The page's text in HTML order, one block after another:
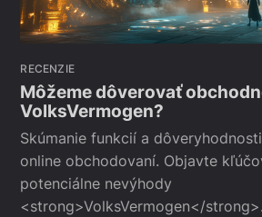
RECENZIE
Môžeme dôverovať
VolksVermogen?
Skúmanie funkcií a
online obchodovaní. Objavte
potenciálne nevýhody
<strong>VolksVermogen</strong>.